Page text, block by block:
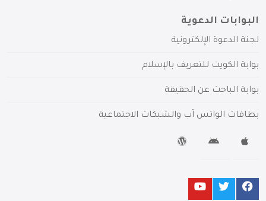
البوابات الدعوية
لجنة الدعوة الإلكترونية
بوابة الكويت للتعريف بالإسلام
بوابة الباحث عن الحقيقة
بطاقات الواتس آب والشبكات الاجتماعية